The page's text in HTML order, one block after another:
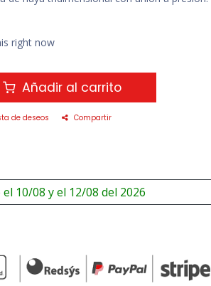
right now
Añadir al carrito
de deseos Compartir
10/08 y el 12/08 del 2026